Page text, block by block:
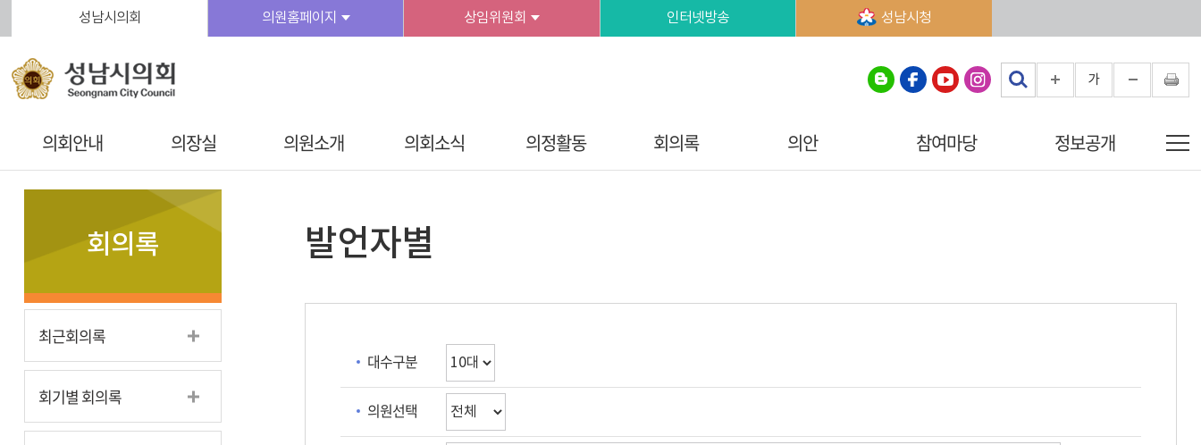
성남시의회 의원홈페이지 상임위원회 인터넷방송 성남시청
가
의회안내 의장실 의원소개 의회소식 의정활동 회의록 의안 참여마당 정보공개
회의록
최근회의록
회기별 회의록
발언자별
대수구분
의원선택